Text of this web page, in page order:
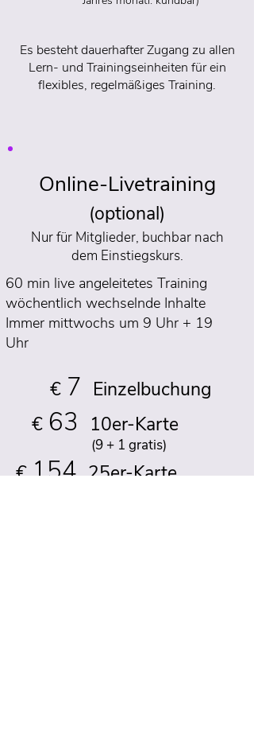
Es besteht dauerhafter Zugang zu allen
Lern- und Trainingseinheiten für ein
flexibles, regelmäßiges Training.
Online-Livetraining
(optional)
Nur für Mitglieder, buchbar nach
dem Einstiegskurs.
60 min live angeleitetes Training
wöchentlich wechselnde Inhalte
Immer mittwochs um 9 Uhr + 19
Uhr
€ 7 Einzelbuchung
€ 63 10er-Karte
(9 + 1 gratis)
€154 25er-Karte